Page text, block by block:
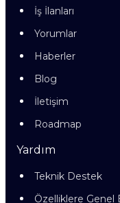
İş İlanları
Yorumlar
Haberler
Blog
İletişim
Roadmap
Yardım
Teknik Destek
Özelliklere Genel